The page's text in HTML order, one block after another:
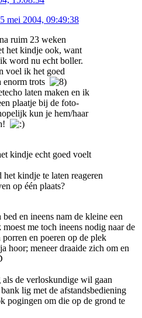
mei 2004, 09:49:38
ruim 23 weken
het kindje ook, want
word nu echt boller.
voel ik het goed
enorm trots
laten maken en ik
plaatje bij de foto-
kun je hem/haar
kindje echt goed voelt
het kindje te laten reageren
op één plaats?
en ineens nam de kleine een
me toch ineens nodig naar de
en poeren op de plek
hoor; meneer draaide zich om en
de verloskundige wil gaan
lig met de afstandsbediening
pogingen om die op de grond te